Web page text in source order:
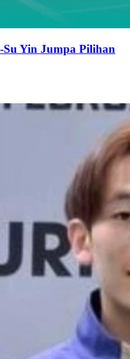
Yin Jumpa Pilihan